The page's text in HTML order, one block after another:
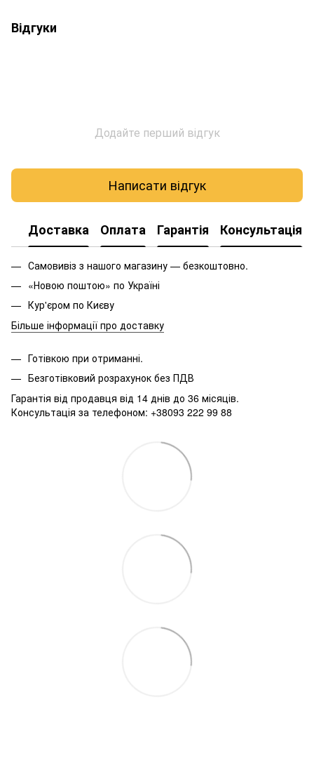
Відгуки
Додайте перший відгук
Написати відгук
Доставка Оплата Гарантія Консультація
Самовивіз з нашого магазину — безкоштовно.
«Новою поштою» по Україні
Кур'єром по Києву
Більше інформації про доставку
Готівкою при отриманні.
Безготівковий розрахунок без ПДВ
Гарантія від продавця від 14 днів до 36 місяців.
Консультація за телефоном: +38093 222 99 88